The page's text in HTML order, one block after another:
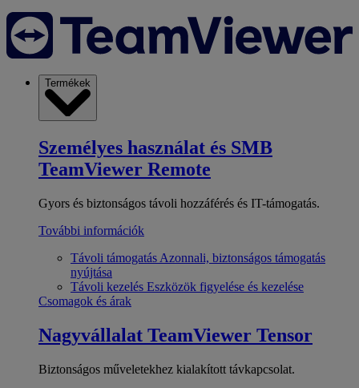
Termékek
Személyes használat és SMB
TeamViewer Remote
Gyors és biztonságos távoli hozzáférés és IT-támogatás.
További információk
Távoli támogatás Azonnali, biztonságos támogatás
nyújtása
Távoli kezelés Eszközök figyelése és kezelése
Csomagok és árak
Nagyvállalat TeamViewer Tensor
Biztonságos műveletekhez kialakított távkapcsolat.